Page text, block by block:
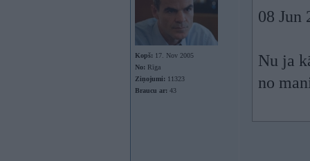
Kopš: 17. Nov 2005
No: Rīga
Ziņojumi: 11323
Braucu ar: 43
08 Jun
Nu ja
no